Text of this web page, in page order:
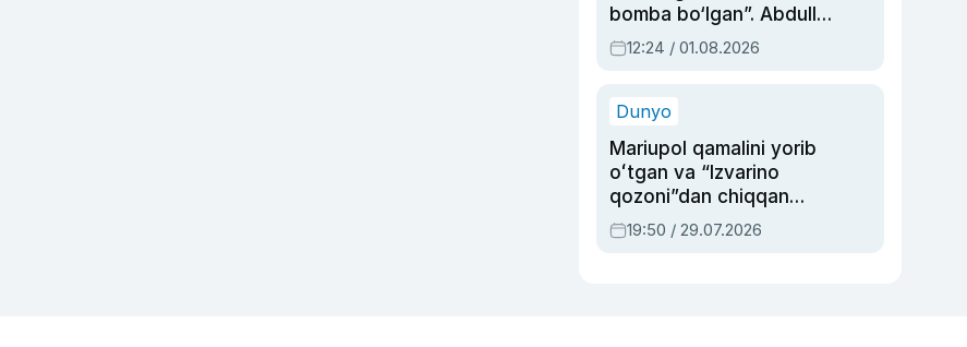
bomba bo‘lgan”. Abdulla
Oripovni siyosiy
ayblovlardan asrab
12:24 / 01.08.2026
Dunyo
Mariupol qamalini yorib
oʻtgan va “Izvarino
qozoni”dan chiqqan
qahramon — Ukraina
armiyasi bosh
19:50 / 29.07.2026